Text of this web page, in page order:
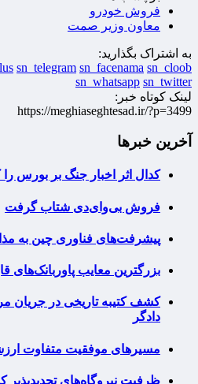
فروش خودرو
معاون وزیر صمت
به اشتراک بگذارید:
sn_telegram sn_facenama sn_cloob
sn_whatsapp sn_twitter
لینک کوتاه خبر:
https://meghiaseghtesad.ir/?p=3499
آخرین خبرها
کدال اثر اخبار جنگ بر بورس
فروش بی‌وای‌دی شتاب گرفت
پیشرفت‌های فناوری چین به
بزرگترین معایب پاوربانک‌های
کشف کتیبه تاریخی در جریان
دادگر
مسیرهای موفقیت متفاوت
ظرفیت نیروگاه‌های